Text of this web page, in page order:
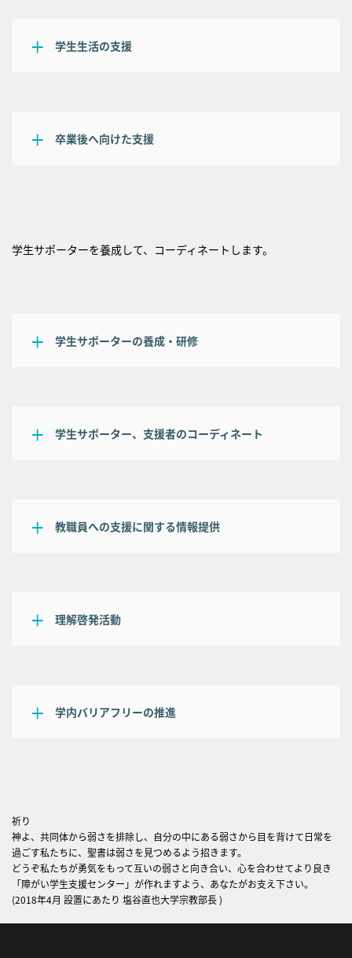
学生生活の支援
卒業後へ向けた支援
学生サポーターを養成して、コーディネートします。
学生サポーターの養成・研修
学生サポーター、支援者のコーディネート
教職員への支援に関する情報提供
理解啓発活動
学内バリアフリーの推進
祈り
神よ、共同体から弱さを排除し、自分の中にある弱さから目を背けて日常を
過ごす私たちに、聖書は弱さを見つめるよう招きます。
どうぞ私たちが勇気をもって互いの弱さと向き合い、心を合わせてより良き
「障がい学生支援センター」が作れますよう、あなたがお支え下さい。
(2018年4月 設置にあたり 塩谷直也大学宗教部長 )